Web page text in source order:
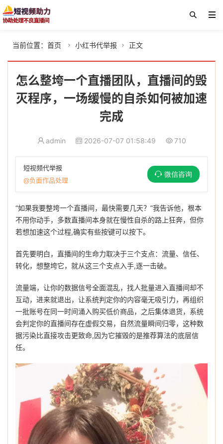
当前位置： 首页  小红书代举报  正文
怎么整垮一个直播团队，直播间的毁
灭程序，一场缓慢的自杀如何被加速
完成
admin 2026-07-07 01:58:49 710
短视频代举报
@负面作品处理
微信咨询
“如果我要整垮一个直播间，最快需要几天？”我告诉他，根本
不用你动手，多数直播间本身就在慢性自杀的路上狂奔，但你
若想加速这个过程,确实有些按键可以按下。
首先要明白，直播间的生命力取决于三个支点：流量、信任、
转化，想整垮它，就从这三个支点入手,逐一击破。
流量端，让你的数据信号全面混乱，找人批量进入直播间却不
互动，进来就退出，让系统判定你的内容毫无吸引力，再组织
一批账号在同一时间涌入购买低价商品，之后集体退货，系统
会判定你的直播间存在虚假交易，自然流量瞬间归零，这种数
据污染比直接攻击更致命,因为它摧毁的是推荐算法的底层信
任。